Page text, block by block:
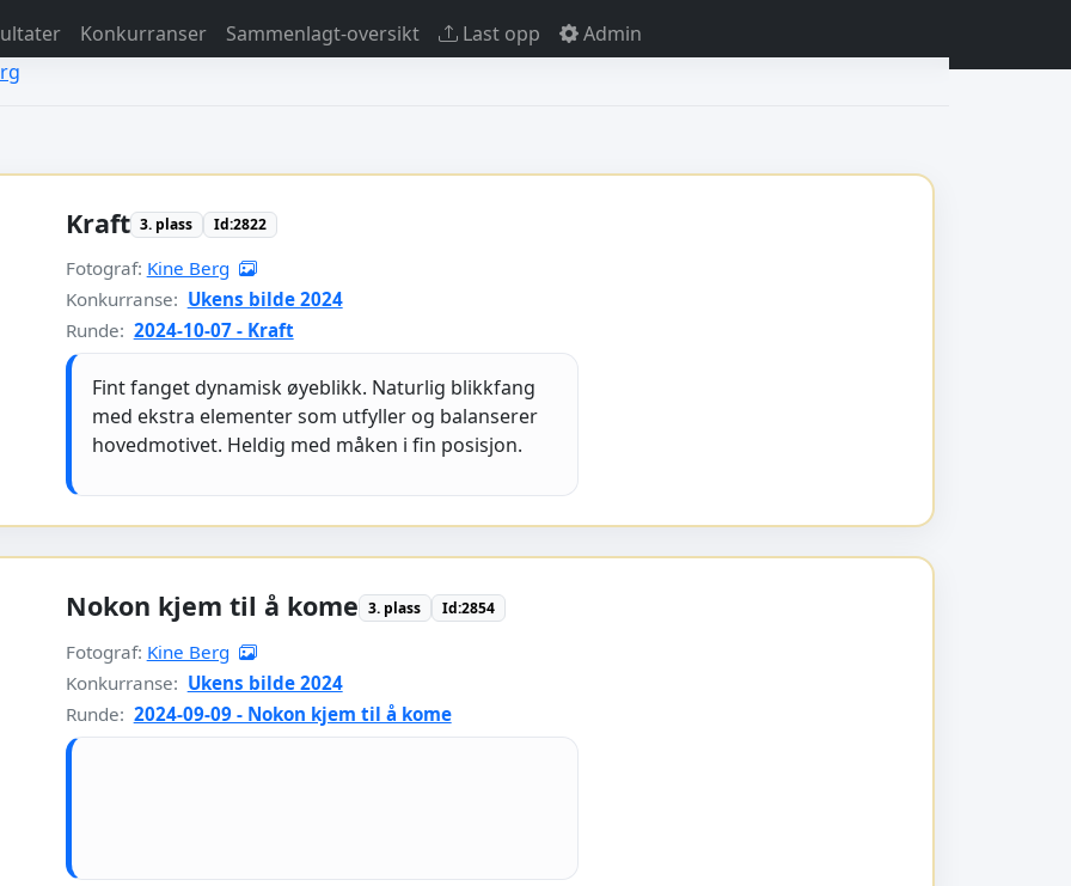
Konkurranser Sammenlagt-oversikt Last opp
Admin
Kraft 3. plass Id:2822
Fotograf: Kine Berg
Konkurranse: Ukens bilde 2024
Runde: 2024-10-07 - Kraft
Fint fanget dynamisk øyeblikk. Naturlig blikkfang
med ekstra elementer som utfyller og balanserer
hovedmotivet. Heldig med måken i fin posisjon.
Nokon kjem til å kome 3. plass Id:2854
Fotograf: Kine Berg
Konkurranse: Ukens bilde 2024
Runde: 2024-09-09 - Nokon kjem til å kome